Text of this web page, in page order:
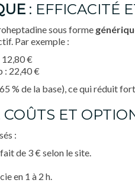
: EFFICACITÉ
sous forme
Par exemple :
12,80 €
: 22,40 €
% de la base), ce qui réduit
ET
:
de 3 € selon le site.
en 1 à 2 h.